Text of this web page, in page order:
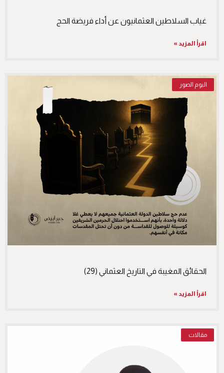
غياب السلاطين العثمانيون عن أداء فريضة الحج
اقرأ المزيد »
البوم الصور
الحقائق المغيبة في التاريخ العثماني (29)
اقرأ المزيد »
مقالات